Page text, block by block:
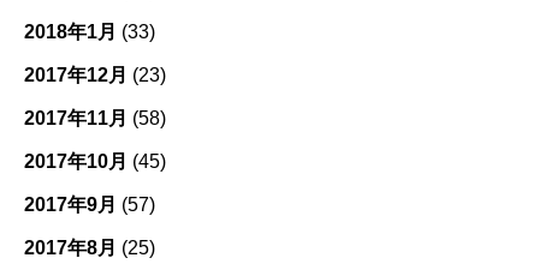
2018年1月 (33)
2017年12月 (23)
2017年11月 (58)
2017年10月 (45)
2017年9月 (57)
2017年8月 (25)